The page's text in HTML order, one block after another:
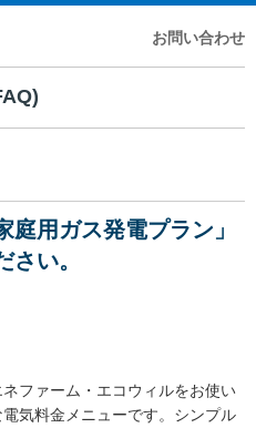
お問い合わせ
庭用ガス発電プラン」
さい。
ファーム・エコウィルをお使い
気料金メニューです。シンプル